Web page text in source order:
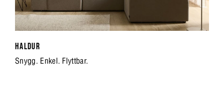
HALDUR
Snygg. Enkel. Flyttbar.